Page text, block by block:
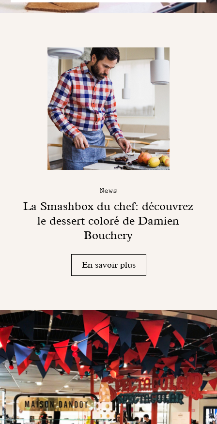
News
La Smashbox du chef: découvrez
le dessert coloré de Damien
Bouchery
En savoir plus